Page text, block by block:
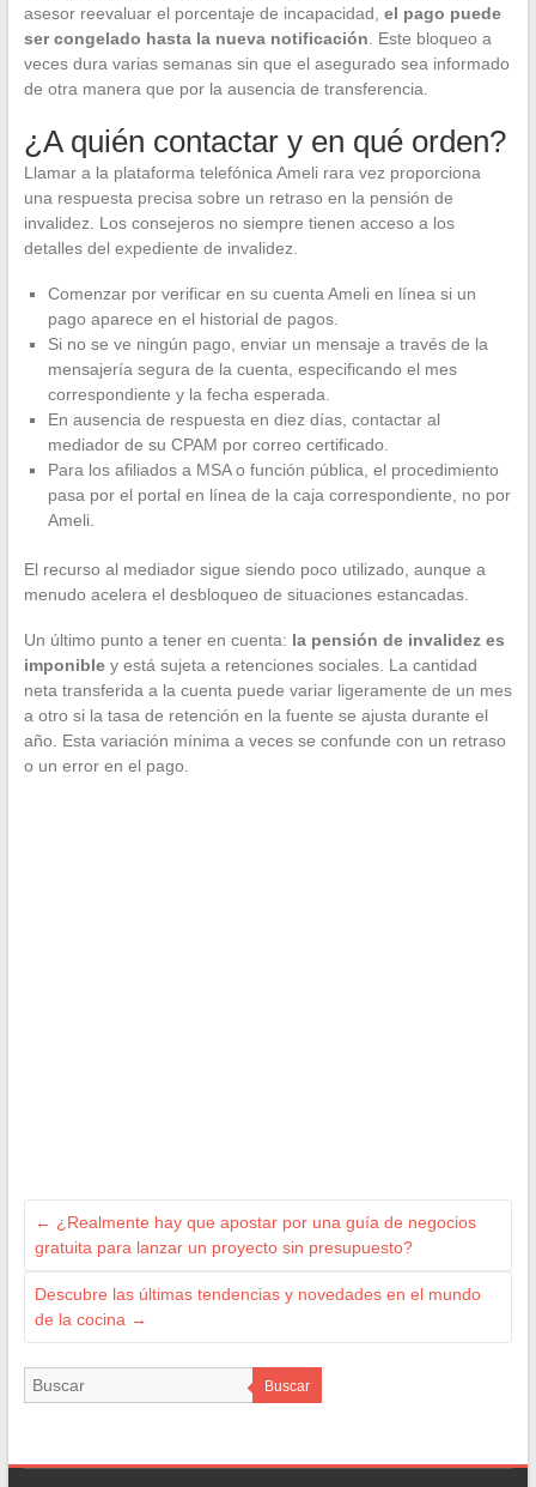
asesor reevaluar el porcentaje de incapacidad, el pago puede
ser congelado hasta la nueva notificación. Este bloqueo a
veces dura varias semanas sin que el asegurado sea informado
de otra manera que por la ausencia de transferencia.
¿A quién contactar y en qué orden?
Llamar a la plataforma telefónica Ameli rara vez proporciona
una respuesta precisa sobre un retraso en la pensión de
invalidez. Los consejeros no siempre tienen acceso a los
detalles del expediente de invalidez.
Comenzar por verificar en su cuenta Ameli en línea si un
pago aparece en el historial de pagos.
Si no se ve ningún pago, enviar un mensaje a través de la
mensajería segura de la cuenta, especificando el mes
correspondiente y la fecha esperada.
En ausencia de respuesta en diez días, contactar al
mediador de su CPAM por correo certificado.
Para los afiliados a MSA o función pública, el procedimiento
pasa por el portal en línea de la caja correspondiente, no por
Ameli.
El recurso al mediador sigue siendo poco utilizado, aunque a
menudo acelera el desbloqueo de situaciones estancadas.
Un último punto a tener en cuenta: la pensión de invalidez es
imponibley está sujeta a retenciones sociales. La cantidad
neta transferida a la cuenta puede variar ligeramente de un mes
a otro si la tasa de retención en la fuente se ajusta durante el
año. Esta variación mínima a veces se confunde con un retraso
o un error en el pago.
← ¿Realmente hay que apostar por una guía de negocios
gratuita para lanzar un proyecto sin presupuesto?
Descubre las últimas tendencias y novedades en el mundo
de la cocina →
Buscar